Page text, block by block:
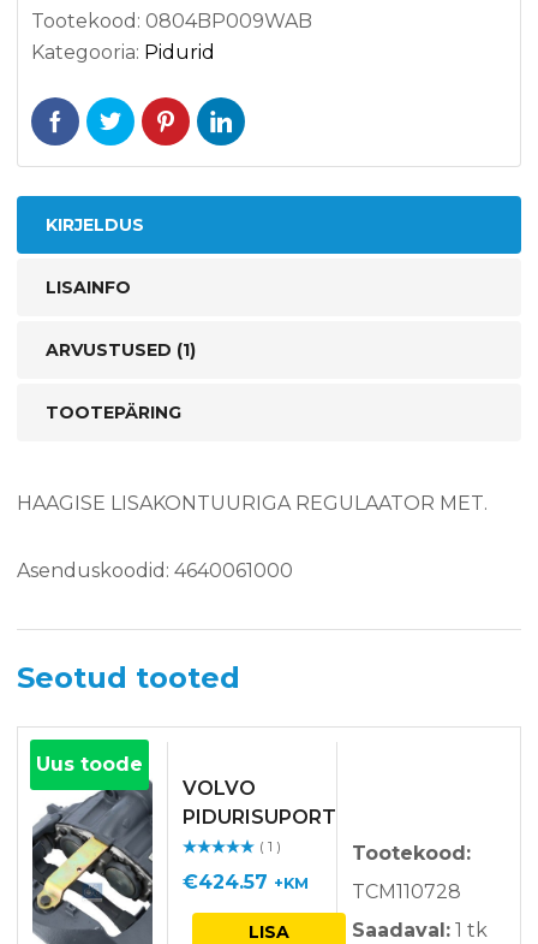
Tootekood: 0804BP009WAB
Kategooria: Pidurid
KIRJELDUS
LISAINFO
ARVUSTUSED (1)
TOOTEPÄRING
HAAGISE LISAKONTUURIGA REGULAATOR MET.
Asenduskoodid: 4640061000
Seotud tooted
Uus toode
VOLVO
PIDURISUPORT
LRG728
ga/ 5
( 1 )
€424.57 +KM
LISA
Tootekood:
TCM110728
Saadaval: 1 tk